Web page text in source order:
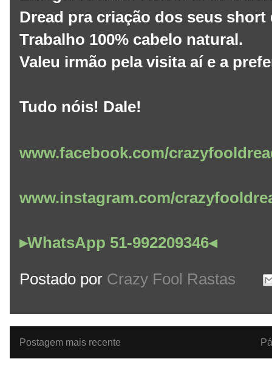
Dread pra criação dos seus short
Trabalho 100% cabelo natural.
Valeu irmão pela visita aí e a
Tudo nóis! Dale!
www.facebook.com/
www.instagram.com/
▸WhatsApp 51-992209346◂
Postado por Crazy Fool Rastas
Postagem mais recente